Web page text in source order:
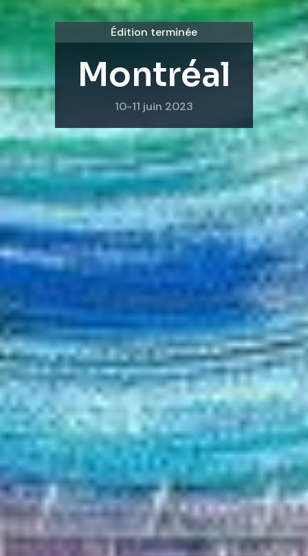
Édition terminée
Montréal
10-11 juin 2023